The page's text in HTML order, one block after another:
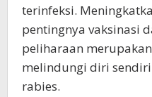
terinfeksi.
pentingnya vaksinasi
peliharaan
melindungi diri
rabies.